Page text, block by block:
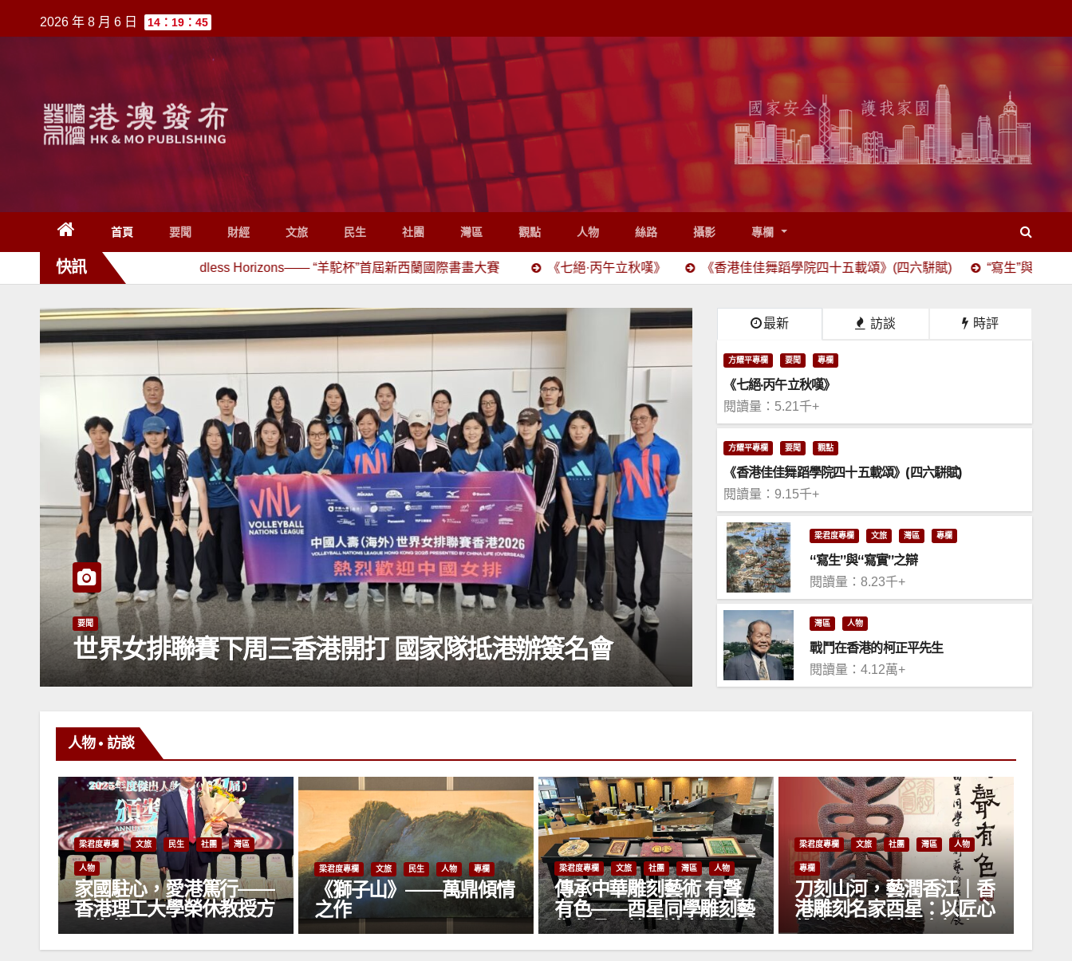
至
2026 年 8 月 6 日 14：19：45
首頁 要聞 財經 文旅 民生 社團 灣區 觀點 人物 絲路 攝影 專欄
快訊
路向無垠 / Endless Horizons—— “羊駝杯”首屆新西蘭國際書畫大賽 《七絕·丙午立秋嘆》 《香港佳佳舞蹈學院四十五載頌》(四六駢賦) “寫生”與“寫實”之辯 戰鬥在
賽下周三香港開打 國家隊抵港辦簽名會
要聞
凌友詩冀台胞記取習近平「七一」講話 堅定「
識」貢獻祖國
最新 訪談 時評
方耀平專欄 要聞 專欄
《七絕·丙午立秋嘆》
閱讀量：5.21千+
方耀平專欄 要聞 觀點
《香港佳佳舞蹈學院四十五載頌》(四六駢賦)
閱讀量：9.15千+
梁君度專欄 文旅 灣區 專欄
“寫生”與“寫實”之辯
閱讀量：8.23千+
灣區 人物
戰鬥在香港的柯正平先生
閱讀量：4.12萬+
人物 • 訪談
梁君度專欄 文旅 民生 人物 專欄
《獅子山》——萬鼎傾情
之作
梁君度專欄 文旅 社團 灣區 人物
傳承中華雕刻藝術 有聲
有色——酉星同學雕刻藝
術作品展於香港大學圖書
館隆重開幕
梁君度專欄 文旅 社團 灣區 人物
專欄
刀刻山河，藝潤香江｜香
港雕刻名家酉星：以匠心
鐫歲月，以薪火育新人
梁君度專欄 人物 專欄
葉晞月的跨界人生